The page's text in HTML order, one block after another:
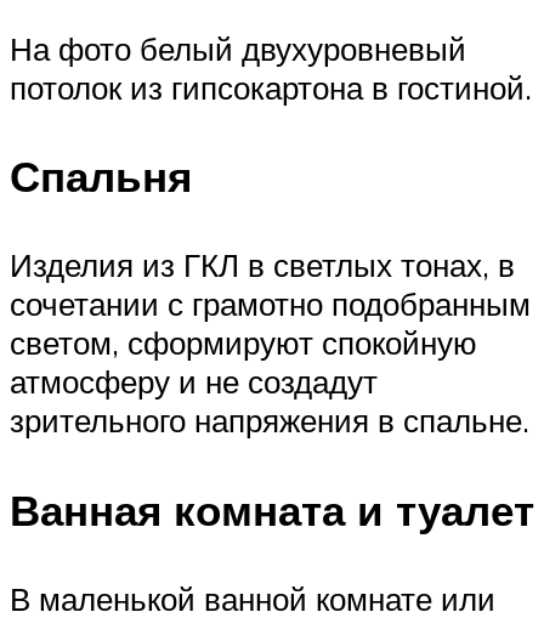
На фото белый двухуровневый
потолок из гипсокартона в гостиной.
Спальня
Изделия из ГКЛ в светлых тонах, в
сочетании с грамотно подобранным
светом, сформируют спокойную
атмосферу и не создадут
зрительного напряжения в спальне.
Ванная комната и туалет
В маленькой ванной комнате или